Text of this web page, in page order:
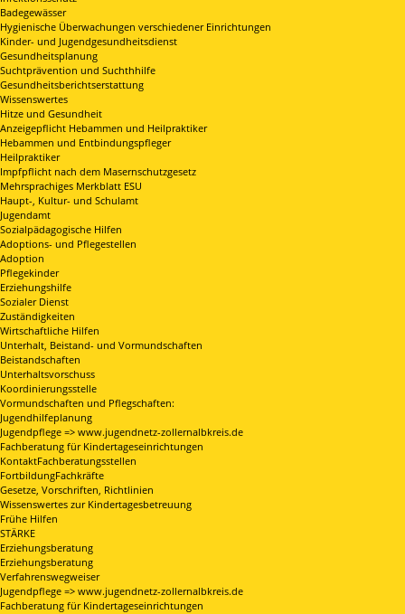
Badegewässer
Hygienische Überwachungen verschiedener Einrichtungen
Kinder- und Jugendgesundheitsdienst
Gesundheitsplanung
Suchtprävention und Suchthhilfe
Gesundheitsberichtserstattung
Wissenswertes
Hitze und Gesundheit
Anzeigepflicht Hebammen und Heilpraktiker
Hebammen und Entbindungspfleger
Heilpraktiker
Impfpflicht nach dem Masernschutzgesetz
Mehrsprachiges Merkblatt ESU
Haupt-, Kultur- und Schulamt
Jugendamt
Sozialpädagogische Hilfen
Adoptions- und Pflegestellen
Adoption
Pflegekinder
Erziehungshilfe
Sozialer Dienst
Zuständigkeiten
Wirtschaftliche Hilfen
Unterhalt, Beistand- und Vormundschaften
Beistandschaften
Unterhaltsvorschuss
Koordinierungsstelle
Vormundschaften und Pflegschaften:
Jugendhilfeplanung
Jugendpflege => www.jugendnetz-zollernalbkreis.de
Fachberatung für Kindertageseinrichtungen
KontaktFachberatungsstellen
FortbildungFachkräfte
Gesetze, Vorschriften, Richtlinien
Wissenswertes zur Kindertagesbetreuung
Frühe Hilfen
STÄRKE
Erziehungsberatung
Erziehungsberatung
Verfahrenswegweiser
Jugendpflege => www.jugendnetz-zollernalbkreis.de
Fachberatung für Kindertageseinrichtungen